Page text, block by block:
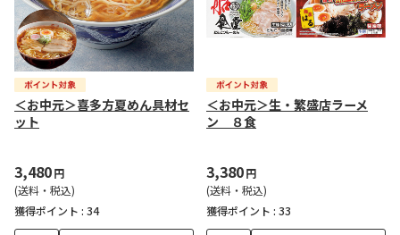
＜お中元＞喜多方夏めん具材セ
ット
3,480円
(送料・税込)
獲得ポイント : 34
＜お中元＞生・繁盛店ラーメ
ン ８食
3,380円
(送料・税込)
獲得ポイント : 33